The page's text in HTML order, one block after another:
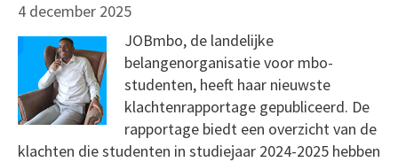
4 december 2025
JOBmbo, de landelijke
belangenorganisatie voor mbo-
studenten, heeft haar nieuwste
klachtenrapportage gepubliceerd. De
rapportage biedt een overzicht van de
klachten die studenten in studiejaar 2024-2025 hebben